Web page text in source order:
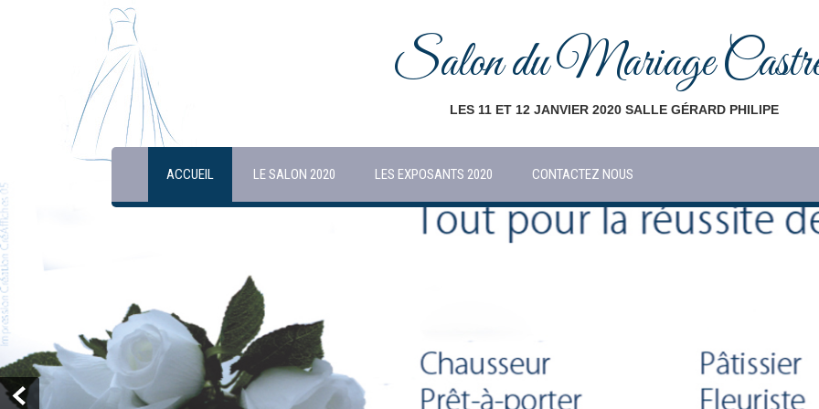
Salon du Mariage
LES 11 ET 12 JANVIER 2020 SALLE GÉRARD PHILIPE
ACCUEIL LE SALON 2020 LES EXPOSANTS 2020 CONTACTEZ NOUS